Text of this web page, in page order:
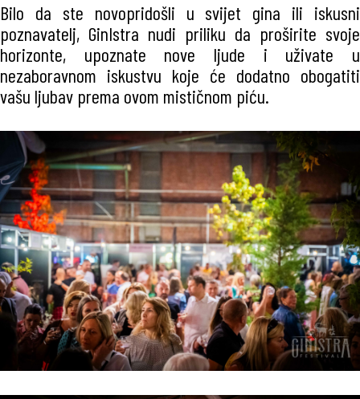
Bilo da ste novopridošli u svijet gina ili iskusni
poznavatelj, GinIstra nudi priliku da proširite svoje
horizonte, upoznate nove ljude i uživate u
nezaboravnom iskustvu koje će dodatno obogatiti
vašu ljubav prema ovom mističnom piću.